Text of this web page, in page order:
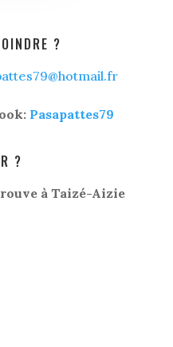
?
Pasapattes79
?
à Taizé-Aizie